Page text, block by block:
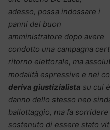
adesso, possa indossare i
panni del buon
amministratore dopo avere
condotto una campagna
ritorno elettorale, ma
modalità espressive e nei
deriva giustizialista su cui
danno dello stesso neo
ballottaggio, ma fa
sostenuto di essere stato